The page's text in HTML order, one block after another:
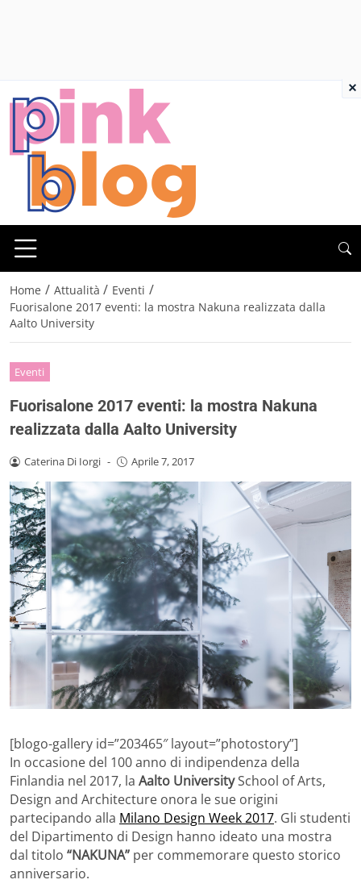
Home / Attualità / Eventi /
Fuorisalone 2017 eventi: la mostra Nakuna realizzata dalla
Aalto University
Eventi
Fuorisalone 2017 eventi: la mostra Nakuna
realizzata dalla Aalto University
Caterina Di Iorgi - Aprile 7, 2017
[blogo-gallery id=”203465″ layout=”photostory”]
In occasione del 100 anno di indipendenza della
Finlandia nel 2017, la Aalto UniversitySchool of Arts,
Design and Architecture onora le sue origini
partecipando alla Milano Design Week 2017. Gli studenti
del Dipartimento di Design hanno ideato una mostra
dal titolo “NAKUNA” per commemorare questo storico
anniversario.
×